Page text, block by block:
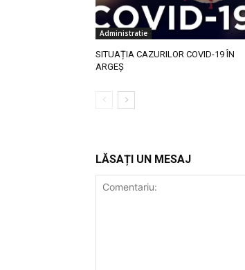
Administratie
SITUAȚIA CAZURILOR COVID-19 ÎN
ARGEȘ
LĂSAȚI UN MESAJ